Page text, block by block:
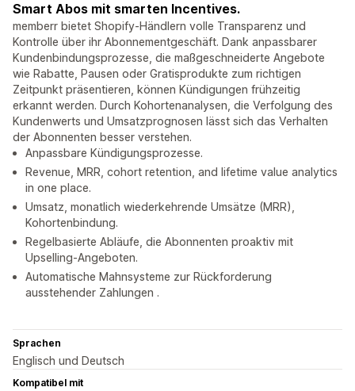
Smart Abos mit smarten Incentives.
memberr bietet Shopify-Händlern volle Transparenz und
Kontrolle über ihr Abonnementgeschäft. Dank anpassbarer
Kundenbindungsprozesse, die maßgeschneiderte Angebote
wie Rabatte, Pausen oder Gratisprodukte zum richtigen
Zeitpunkt präsentieren, können Kündigungen frühzeitig
erkannt werden. Durch Kohortenanalysen, die Verfolgung des
Kundenwerts und Umsatzprognosen lässt sich das Verhalten
der Abonnenten besser verstehen.
Anpassbare Kündigungsprozesse.
Revenue, MRR, cohort retention, and lifetime value analytics
in one place.
Umsatz, monatlich wiederkehrende Umsätze (MRR),
Kohortenbindung.
Regelbasierte Abläufe, die Abonnenten proaktiv mit
Upselling-Angeboten.
Automatische Mahnsysteme zur Rückforderung
ausstehender Zahlungen .
Sprachen
Englisch und Deutsch
Kompatibel mit